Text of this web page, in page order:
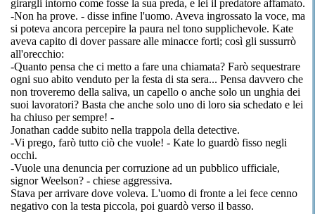
girargli intorno come fosse la sua preda, e lei il predatore affamato.
-Non ha prove. - disse infine l'uomo. Aveva ingrossato la voce, ma
si poteva ancora percepire la paura nel tono supplichevole. Kate
aveva capito di dover passare alle minacce forti; così gli sussurrò
all'orecchio:
-Quanto pensa che ci metto a fare una chiamata? Farò sequestrare
ogni suo abito venduto per la festa di sta sera... Pensa davvero che
non troveremo della saliva, un capello o anche solo un unghia dei
suoi lavoratori? Basta che anche solo uno di loro sia schedato e lei
ha chiuso per sempre! -
Jonathan cadde subito nella trappola della detective.
-Vi prego, farò tutto ciò che vuole! - Kate lo guardò fisso negli
occhi.
-Vuole una denuncia per corruzione ad un pubblico ufficiale,
signor Weelson? - chiese aggressiva.
Stava per arrivare dove voleva. L'uomo di fronte a lei fece cenno
negativo con la testa piccola, poi guardò verso il basso.